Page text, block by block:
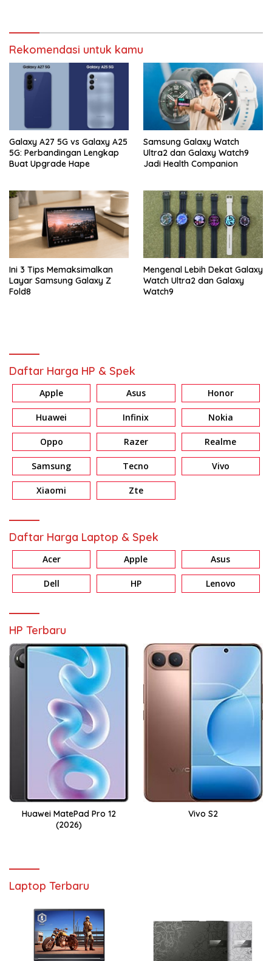
Rekomendasi untuk kamu
Galaxy A27 5G vs Galaxy A25
5G: Perbandingan Lengkap
Buat Upgrade Hape
Samsung Galaxy Watch
Ultra2 dan Galaxy Watch9
Jadi Health Companion
Ini 3 Tips Memaksimalkan
Layar Samsung Galaxy Z
Fold8
Mengenal Lebih Dekat Galaxy
Watch Ultra2 dan Galaxy
Watch9
Daftar Harga HP & Spek
Apple Asus Honor
Huawei Infinix Nokia
Oppo Razer Realme
Samsung Tecno Vivo
Xiaomi Zte
Daftar Harga Laptop & Spek
Acer Apple Asus
Dell HP Lenovo
HP Terbaru
Huawei MatePad Pro 12
(2026)
Vivo S2
Laptop Terbaru